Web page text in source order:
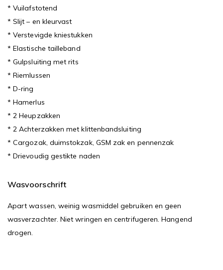
* Vuilafstotend
* Slijt – en kleurvast
* Verstevigde kniestukken
* Elastische tailleband
* Gulpsluiting met rits
* Riemlussen
* D-ring
* Hamerlus
* 2 Heupzakken
* 2 Achterzakken met klittenbandsluiting
* Cargozak, duimstokzak, GSM zak en pennenzak
* Drievoudig gestikte naden
Wasvoorschrift
Apart wassen, weinig wasmiddel gebruiken en geen
wasverzachter. Niet wringen en centrifugeren. Hangend
drogen.